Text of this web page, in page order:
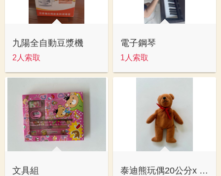
九陽全自動豆漿機
2人索取
電子鋼琴
1人索取
文具組 泰迪熊玩偶20公分x 25公分